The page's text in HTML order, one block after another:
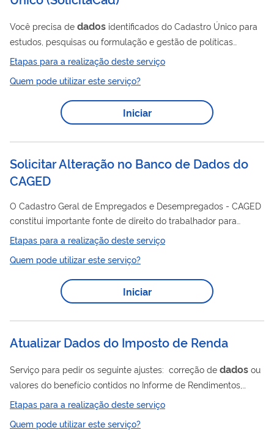
Você precisa de dados identificados do Cadastro Único para
estudos, pesquisas ou formulação e gestão de políticas
públicas? Osdadosdisponibilizados por este serviço são
protegidos pela Lei Geral de Proteção de
(LGPD – Lei nº 13.709/2018) e permitem identificar pessoas e
famílias cadastradas, bem como realizar cruzamentos com
outras bases dedados, nas hipóteses previstas na legislação.
Etapas para a realização deste serviço
Quem pode utilizar este serviço?
Iniciar
Solicitar Alteração no Banco de Dados do
CAGED
O Cadastro Geral de Empregados e Desempregados - CAGED
constitui importante fonte de direito do trabalhador para
comprovação de tempo de serviço para aposentadoria ou
experiência de trabalho, dentre outras finalidades. Solicitar
inclusão, alteração ou exclusão de vínculos dos trabalhadores
(as) e empresas ou alterações nosdadoscadastrais do
trabalhador (a) ou das empresas no Cadastro Geral de
Etapas para a realização deste serviço
Quem pode utilizar este serviço?
Iniciar
Atualizar Dados do Imposto de Renda
Serviço para pedir os seguinte ajustes: correção de dados ou
valores do benefício contidos no Informe de Rendimentos,
emitido pelo INSS, para declaração do Imposto de Renda;
atualização (incluir/excluir) da quantidade de dependentes
para fins de dedução de Imposto de Renda no benefício; e
Etapas para a realização deste serviço
Quem pode utilizar este serviço?